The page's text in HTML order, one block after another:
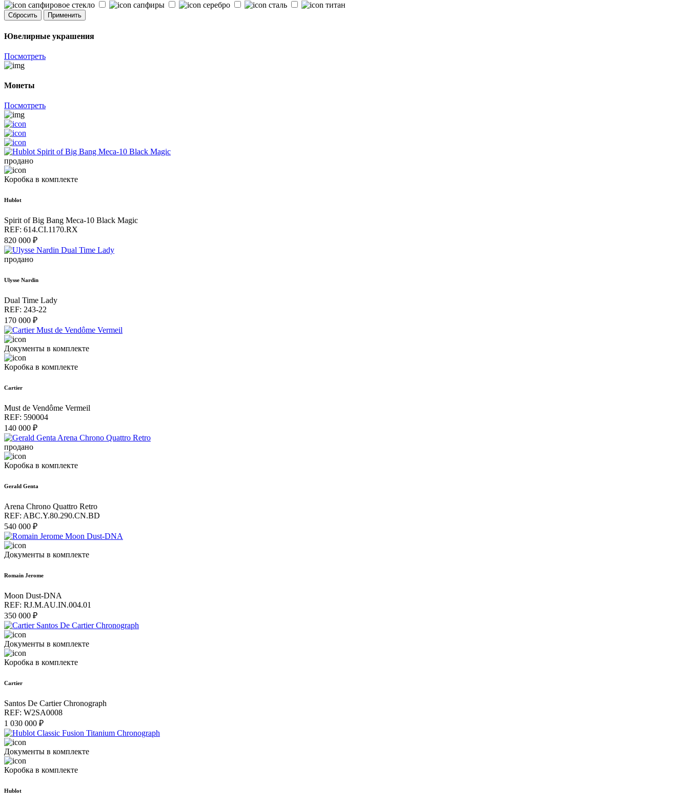
сапфировое стекло
сапфиры серебро сталь титан
Сбросить Применить
Ювелирные украшения
Посмотреть
Монеты
Посмотреть
продано
Коробка в комплекте
Hublot
Spirit of Big Bang Meca-10 Black Magic
REF: 614.CI.1170.RX
820 000 ₽
продано
Ulysse Nardin
Dual Time Lady
REF: 243-22
170 000 ₽
Документы в комплекте
Коробка в комплекте
Cartier
Must de Vendôme Vermeil
REF: 590004
140 000 ₽
продано
Коробка в комплекте
Gerald Genta
Arena Chrono Quattro Retro
REF: ABC.Y.80.290.CN.BD
540 000 ₽
Документы в комплекте
Romain Jerome
Moon Dust-DNA
REF: RJ.M.AU.IN.004.01
350 000 ₽
Документы в комплекте
Коробка в комплекте
Cartier
Santos De Cartier Chronograph
REF: W2SA0008
1 030 000 ₽
Документы в комплекте
Коробка в комплекте
Hublot